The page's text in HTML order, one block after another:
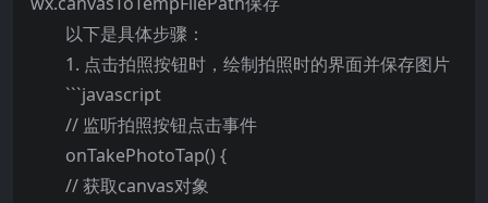
以下是具体步骤：
1. 点击拍照按钮时，绘制拍照时的界面并保存图片
```javascript
// 监听拍照按钮点击事件
onTakePhotoTap() {
// 获取canvas对象